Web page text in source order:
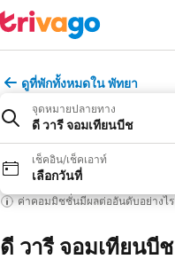
ดูที่พักทั้งหมดใน พัทยา
จุดหมายปลายทาง
ดี วารี จอมเทียนบีช
เช็คอิน/เช็คเอาท์
เลือกวันที่
ค่าคอมมิชชั่นมีผลต่ออันดับอย่างไร
ดี วารี จอมเทียนบีช